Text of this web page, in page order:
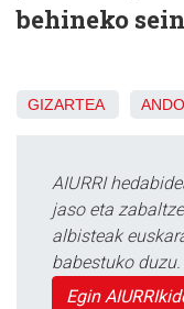
behineko
GIZARTEA
AIURRI
jaso eta
albisteak
babestuko duzu.
Egin